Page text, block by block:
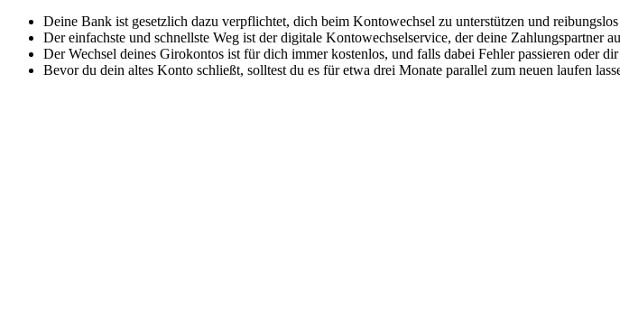
Deine Bank ist gesetzlich dazu verpflichtet, dich beim Kontowechsel zu unterstützen und
Der einfachste und schnellste Weg ist der digitale Kontowechselservice, der deine Zahlungspartner
Der Wechsel deines Girokontos ist für dich immer kostenlos, und falls dabei Fehler passieren oder
Bevor du dein altes Konto schließt, solltest du es für etwa drei Monate parallel zum neuen laufen